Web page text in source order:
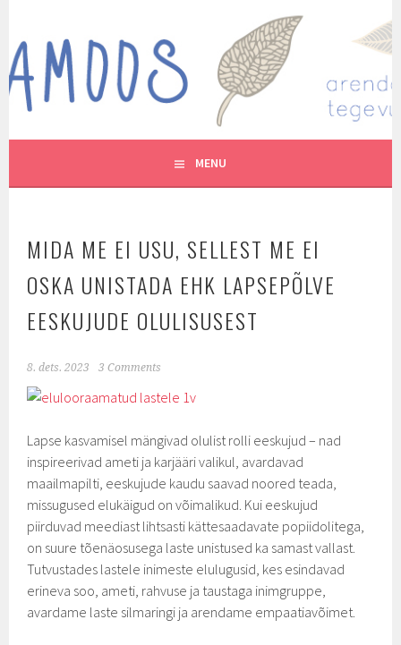
content
MUTUKAMOOS
ARENDAVAID TEGEVUSI LASTEGA
MENU
MIDA ME EI USU, SELLEST ME EI
OSKA UNISTADA EHK LAPSEPÕLVE
EESKUJUDE OLULISUSEST
8. dets. 2023 3 Comments
Lapse kasvamisel mängivad olulist rolli eeskujud – nad
inspireerivad ameti ja karjääri valikul, avardavad
maailmapilti, eeskujude kaudu saavad noored teada,
missugused elukäigud on võimalikud. Kui eeskujud
piirduvad meediast lihtsasti kättesaadavate popiidolitega,
on suure tõenäosusega laste unistused ka samast vallast.
Tutvustades lastele inimeste elulugusid, kes esindavad
erineva soo, ameti, rahvuse ja taustaga inimgruppe,
avardame laste silmaringi ja arendame empaatiavõimet.